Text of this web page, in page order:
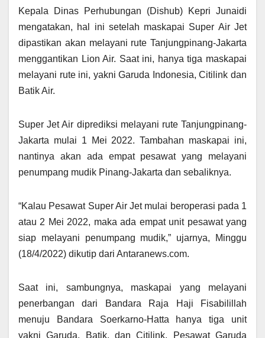
Kepala Dinas Perhubungan (Dishub) Kepri Junaidi
mengatakan, hal ini setelah maskapai Super Air Jet
dipastikan akan melayani rute Tanjungpinang-Jakarta
menggantikan Lion Air. Saat ini, hanya tiga maskapai
melayani rute ini, yakni Garuda Indonesia, Citilink dan
Batik Air.
Super Jet Air diprediksi melayani rute Tanjungpinang-
Jakarta mulai 1 Mei 2022. Tambahan maskapai ini,
nantinya akan ada empat pesawat yang melayani
penumpang mudik Pinang-Jakarta dan sebaliknya.
“Kalau Pesawat Super Air Jet mulai beroperasi pada 1
atau 2 Mei 2022, maka ada empat unit pesawat yang
siap melayani penumpang mudik,” ujarnya, Minggu
(18/4/2022) dikutip dari Antaranews.com.
Saat ini, sambungnya, maskapai yang melayani
penerbangan dari Bandara Raja Haji Fisabilillah
menuju Bandara Soerkarno-Hatta hanya tiga unit
yakni Garuda, Batik, dan Citilink. Pesawat Garuda